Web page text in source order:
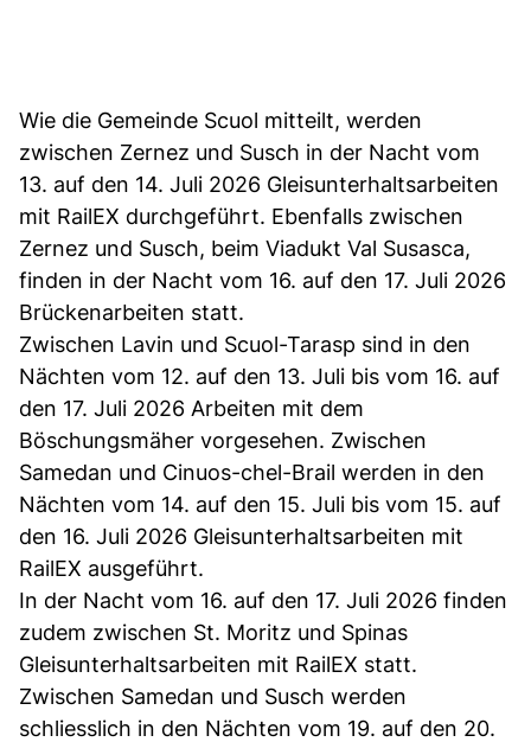
Wie die Gemeinde Scuol mitteilt, werden
zwischen Zernez und Susch in der Nacht vom
13. auf den 14. Juli 2026 Gleisunterhaltsarbeiten
mit RailEX durchgeführt. Ebenfalls zwischen
Zernez und Susch, beim Viadukt Val Susasca,
finden in der Nacht vom 16. auf den 17. Juli 2026
Brückenarbeiten statt.
Zwischen Lavin und Scuol-Tarasp sind in den
Nächten vom 12. auf den 13. Juli bis vom 16. auf
den 17. Juli 2026 Arbeiten mit dem
Böschungsmäher vorgesehen. Zwischen
Samedan und Cinuos-chel-Brail werden in den
Nächten vom 14. auf den 15. Juli bis vom 15. auf
den 16. Juli 2026 Gleisunterhaltsarbeiten mit
RailEX ausgeführt.
In der Nacht vom 16. auf den 17. Juli 2026 finden
zudem zwischen St. Moritz und Spinas
Gleisunterhaltsarbeiten mit RailEX statt.
Zwischen Samedan und Susch werden
schliesslich in den Nächten vom 19. auf den 20.